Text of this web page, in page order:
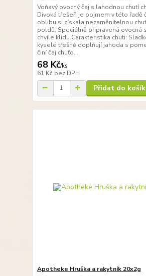
Voňavý ovocný čaj s lahodnou chutí
Divoká třešeň je pojmem v této řadě
oblibu si získala nezaměnitelnou
poldů. Speciálně připravená ovocná
chvíle klidu.Carakteristika chuti:
kyselé třešně doplňují jahoda s
činí čaj chuťo...
68 Kč/ks
61 Kč bez DPH
Přidat do
Apotheke Hruška a rakytník 20x2g